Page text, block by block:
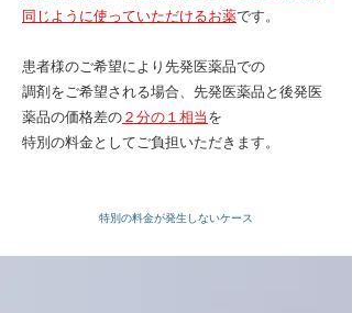
同じように使っていただけるお薬です。​
​患者様のご希望により先発医薬品での
調剤をご希望される場合、先発医薬品と後発医
薬品の価格差の ２分の１相当 を
特別の料金としてご負担いただきます。​​​
​特別の料金が発生しないケース